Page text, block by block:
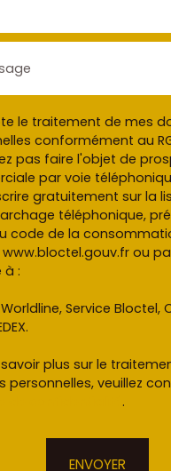
le traitement de mes
conformément au
pas faire l'objet de
par voie
gratuitement sur la
téléphonique,
code de la
ou
à :
Service Bloctel, CS
plus sur le
personnelles, veuillez
.
ENVOYER